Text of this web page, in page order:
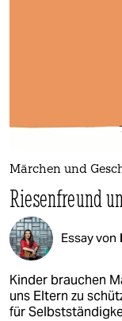
Märchen und
Riesenfreund
Essay von
Kinder brauchen
uns Eltern zu
für